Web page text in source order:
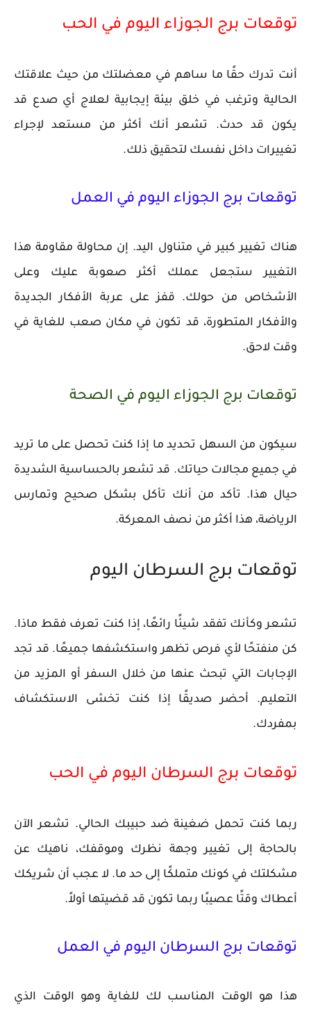
توقعات برج الجوزاء اليوم في الحب
أنت تدرك حقًا ما ساهم في معضلتك من حيث علاقتك
الحالية وترغب في خلق بيئة إيجابية لعلاج أي صدع قد
يكون قد حدث. تشعر أنك أكثر من مستعد لإجراء
تغييرات داخل نفسك لتحقيق ذلك.
توقعات برج الجوزاء اليوم في العمل
هناك تغيير كبير في متناول اليد. إن محاولة مقاومة هذا
التغيير ستجعل عملك أكثر صعوبة عليك وعلى
الأشخاص من حولك. قفز على عربة الأفكار الجديدة
والأفكار المتطورة، قد تكون في مكان صعب للغاية في
وقت لاحق.
توقعات برج الجوزاء اليوم في الصحة
سيكون من السهل تحديد ما إذا كنت تحصل على ما تريد
في جميع مجالات حياتك. قد تشعر بالحساسية الشديدة
حيال هذا. تأكد من أنك تأكل بشكل صحيح وتمارس
الرياضة، هذا أكثر من نصف المعركة.
توقعات برج السرطان اليوم
تشعر وكأنك تفقد شيئًا رائعًا، إذا كنت تعرف فقط ماذا.
كن منفتحًا لأي فرص تظهر واستكشفها جميعًا. قد تجد
الإجابات التي تبحث عنها من خلال السفر أو المزيد من
التعليم. أحضر صديقًا إذا كنت تخشى الاستكشاف
بمفردك.
توقعات برج السرطان اليوم في الحب
ربما كنت تحمل ضغينة ضد حبيبك الحالي. تشعر الآن
بالحاجة إلى تغيير وجهة نظرك وموقفك، ناهيك عن
مشكلتك في كونك متملكًا إلى حد ما. لا عجب أن شريكك
أعطاك وقتًا عصيبًا ربما تكون قد قضيتها أولاً.
توقعات برج السرطان اليوم في العمل
هذا هو الوقت المناسب لك للغاية وهو الوقت الذي